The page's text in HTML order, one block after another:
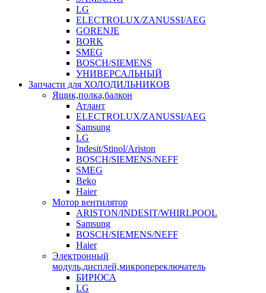
LG
ELECTROLUX/ZANUSSI/AEG
GORENJE
BORK
SMEG
BOSCH/SIEMENS
УНИВЕРСАЛЬНЫЙ
Запчасти для ХОЛОДИЛЬНИКОВ
Ящик,полка,балкон
Атлант
ELECTROLUX/ZANUSSI/AEG
Samsung
LG
Indesit/Stinol/Ariston
BOSCH/SIEMENS/NEFF
SMEG
Beko
Haier
Мотор вентилятор
ARISTON/INDESIT/WHIRLPOOL
Samsung
BOSCH/SIEMENS/NEFF
Haier
Электронный
модуль,дисплей,микропереключатель
БИРЮСА
LG